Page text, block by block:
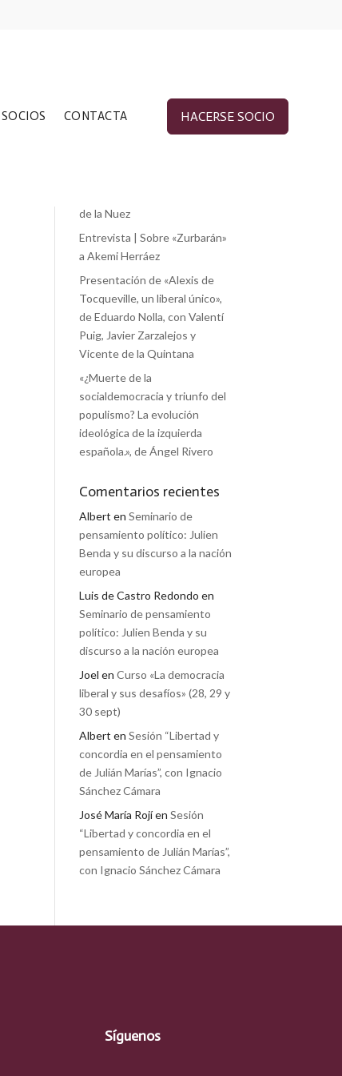
SOCIOS CONTACTA HACERSE SOCIO
Entradas recientes
«Cánovas y los problemas de
de la Nuez
Entrevista | Sobre «Zurbarán»
a Akemi Herráez
Presentación de «Alexis de
Tocqueville, un liberal único»,
de Eduardo Nolla, con Valentí
Puig, Javier Zarzalejos y
Vicente de la Quintana
«¿Muerte de la
socialdemocracia y triunfo del
populismo? La evolución
ideológica de la izquierda
española.», de Ángel Rivero
Comentarios recientes
Albert enSeminario de
pensamiento político: Julien
Benda y su discurso a la nación
europea
Luis de Castro Redondo en
Seminario de pensamiento
político: Julien Benda y su
discurso a la nación europea
Joel enCurso «La democracia
liberal y sus desafíos» (28, 29 y
30 sept)
Albert enSesión “Libertad y
concordia en el pensamiento
de Julián Marías”, con Ignacio
Sánchez Cámara
José María RojíenSesión
“Libertad y concordia en el
pensamiento de Julián Marías”,
con Ignacio Sánchez Cámara
Síguenos